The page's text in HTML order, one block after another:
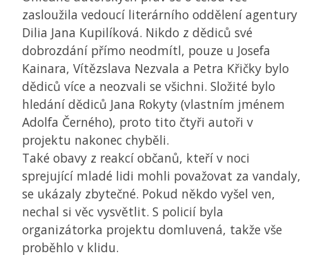
zasloužila vedoucí literárního oddělení agentury
Dilia Jana Kupilíková. Nikdo z dědiců své
dobrozdání přímo neodmítl, pouze u Josefa
Kainara, Vítězslava Nezvala a Petra Křičky bylo
dědiců více a neozvali se všichni. Složité bylo
hledání dědiců Jana Rokyty (vlastním jménem
Adolfa Černého), proto tito čtyři autoři v
projektu nakonec chyběli.
Také obavy z reakcí občanů, kteří v noci
sprejující mladé lidi mohli považovat za vandaly,
se ukázaly zbytečné. Pokud někdo vyšel ven,
nechal si věc vysvětlit. S policií byla
organizátorka projektu domluvená, takže vše
proběhlo v klidu.